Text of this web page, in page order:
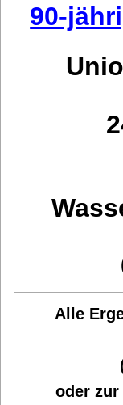
90-
Alle
oder